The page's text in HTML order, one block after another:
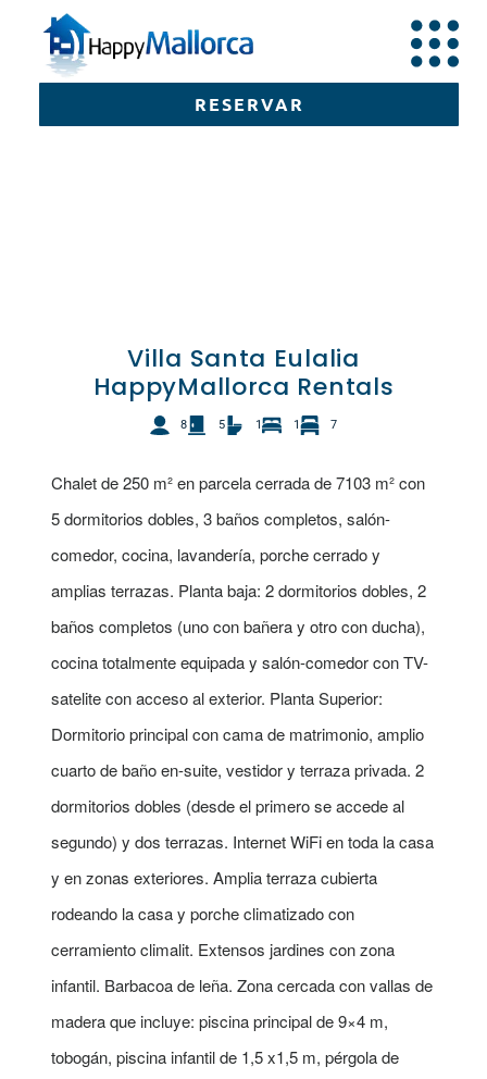
RESERVAR
Villa Santa Eulalia
HappyMallorca Rentals
8 5 1 1 7
Chalet de 250 m² en parcela cerrada de 7103 m² con
5 dormitorios dobles, 3 baños completos, salón-
comedor, cocina, lavandería, porche cerrado y
amplias terrazas. Planta baja: 2 dormitorios dobles, 2
baños completos (uno con bañera y otro con ducha),
cocina totalmente equipada y salón-comedor con TV-
satelite con acceso al exterior. Planta Superior:
Dormitorio principal con cama de matrimonio, amplio
cuarto de baño en-suite, vestidor y terraza privada. 2
dormitorios dobles (desde el primero se accede al
segundo) y dos terrazas. Internet WiFi en toda la casa
y en zonas exteriores. Amplia terraza cubierta
rodeando la casa y porche climatizado con
cerramiento climalit. Extensos jardines con zona
infantil. Barbacoa de leña. Zona cercada con vallas de
madera que incluye: piscina principal de 9×4 m,
tobogán, piscina infantil de 1,5 x1,5 m, pérgola de